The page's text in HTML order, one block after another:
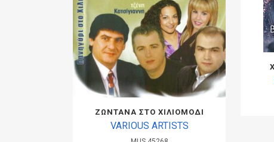
ΖΩΝΤΑΝΑ ΣΤΟ ΧΙΛΙΟΜΟΔΙ
VARIOUS ARTISTS